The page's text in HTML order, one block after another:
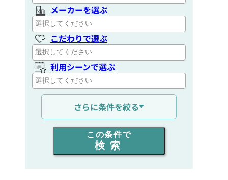
メーカーを選ぶ
こだわりで選ぶ
利用シーンで選ぶ
通信距離を選ぶ
出力を選ぶ
同時通話人数を選ぶ
さらに条件を絞る
この条件で
検索